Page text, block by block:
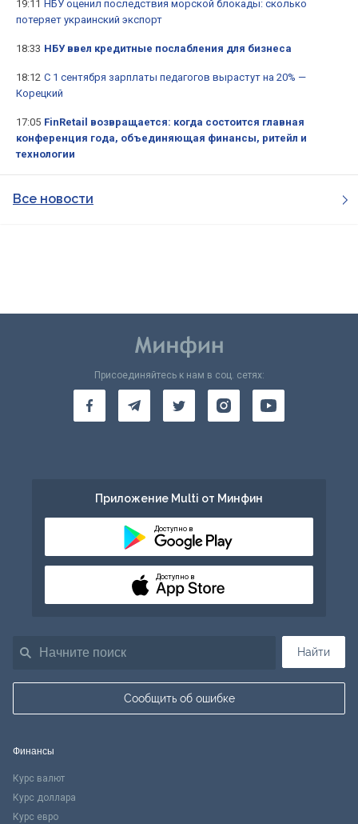
19:11 НБУ оценил последствия морской блокады: сколько
потеряет украинский экспорт
18:33 НБУ ввел кредитные послабления для бизнеса
18:12 С 1 сентября зарплаты педагогов вырастут на 20% —
Корецкий
17:05 FinRetail возвращается: когда состоится главная
конференция года, объединяющая финансы, ритейл и
технологии
Все новости
Найти
Сообщить об ошибке
Присоединяйтесь к нам в соц. сетях:
Приложение Multi от Минфин
Доступно в
Доступно в
Финансы
Курс валют
Курс доллара
Курс евро